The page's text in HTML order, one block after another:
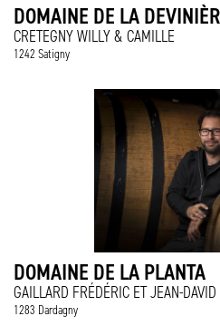
DOMAINE DE LA
CRETEGNY WILLY & CAMILLE
1242 Satigny
DOMAINE DE LA PLANTA
GAILLARD FRÉDÉRIC ET JEAN-DAVID
1283 Dardagny